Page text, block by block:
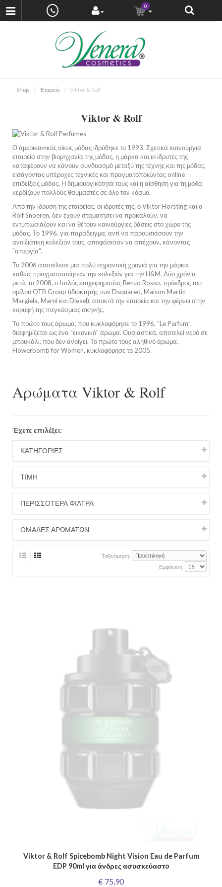
0
Shop Εταιρεία Viktor & Rolf
Viktor & Rolf
Ο αμερικανικός οίκος μόδας ιδρύθηκε το 1993. Σχετικά καινούργια
εταιρεία στην βιομηχανία της μόδας, η μάρκα και ιο ιδρυτές της
καταφέρουν να κάνουν συνδυασμό μεταξύ της τέχνης και της μόδας,
εισάγοντας υπέροχες τεχνικές και πραγματοποιώντας online
επιδείξεις μόδας. Η δημιουργικότητά τους και η αίσθηση για τη μόδα
κερδίζουν πολλούς θαυμαστές σε όλο τον κόσμο.
Από την ίδρυση της εταιρείας, οι ιδρυτές της, ο Viktor Horsting και ο
Rolf Snoeren, δεν έχουν σταματήσει να προκαλούν, να
εντυπωσιάζουν και να θέτουν καινούργιες βάσεις στο χώρο της
μόδας. Το 1996, για παράδειγμα, αντί να παρουσιάσουν την
ανοιξιάτικη κολεξιόν τους, αποφάσισαν να απέχουν, κάνοντας
"απεργία".
Το 2006 αποτέλεσε μια πολύ σημαντική χρονιά για την μάρκα,
καθώς πραγματοποίησαν την κολεξιόν για την H&M. Δύο χρόνια
μετά, το 2008, ο Ιταλός επιχειρηματίας Renzo Rosso, πρόεδρος του
ομίλου OTB Group (ιδιοκτητής των Dsquared, Maison Martin
Margiela, Marni και Diesel), αποκτά την εταιρεία και την φέρνει στην
κορυφή της παγκόσμιας σκηνής.
Το πρώτο τους άρωμα, που κυκλοφόρησε το 1996, ”Le Parfum”,
διαφημίζεται ως ένα "εικονικό" άρωμα. Ουσιαστικά, αποτελεί νερό σε
μπουκάλι, που δεν ανοίγει. Το πρώτο τους αληθινό άρωμα,
Flowerbomb for Women, κυκλοφόρησε το 2005.
Αρώματα Viktor & Rolf
Έχετε επιλέξει:
ΚΑΤΗΓΟΡΙΕΣ
ΤΙΜΉ
ΠΕΡΙΣΣΟΤΕΡΑ ΦΙΛΤΡΑ
ΟΜΑΔΕΣ ΑΡΩΜΑΤΩΝ
Ταξινόμηση:
Εμφάνιση:
Viktor & Rolf Spicebomb Night Vision Eau de Parfum
EDP 90ml για άνδρες ασυσκεύαστo
€ 75,90